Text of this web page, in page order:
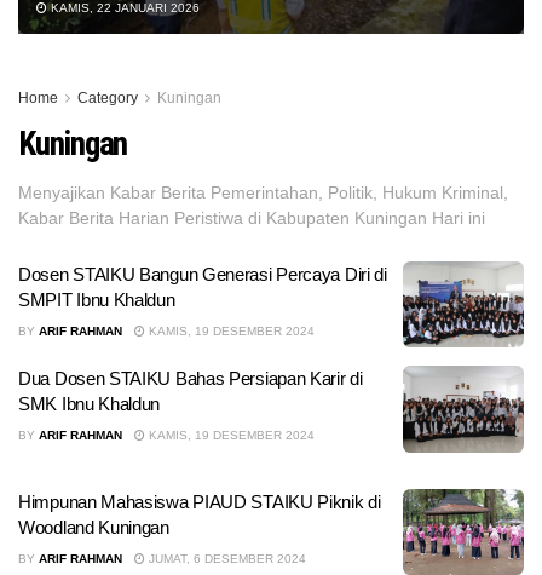
KAMIS, 22 JANUARI 2026
Home Category Kuningan
Kuningan
Menyajikan Kabar Berita Pemerintahan, Politik, Hukum Kriminal,
Kabar Berita Harian Peristiwa di Kabupaten Kuningan Hari ini
Dosen STAIKU Bangun Generasi Percaya Diri di
SMPIT Ibnu Khaldun
BY ARIF RAHMAN KAMIS, 19 DESEMBER 2024
Dua Dosen STAIKU Bahas Persiapan Karir di
SMK Ibnu Khaldun
BY ARIF RAHMAN KAMIS, 19 DESEMBER 2024
Himpunan Mahasiswa PIAUD STAIKU Piknik di
Woodland Kuningan
BY ARIF RAHMAN JUMAT, 6 DESEMBER 2024